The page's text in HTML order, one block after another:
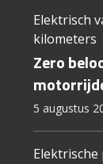
Elektrisch
kilometers
Zero
5 augustus